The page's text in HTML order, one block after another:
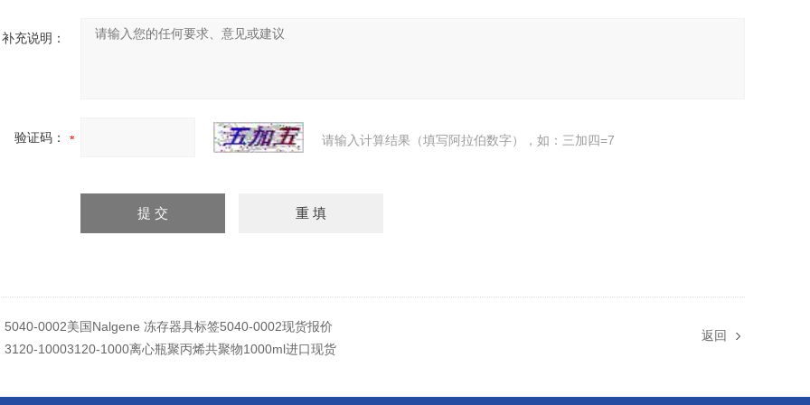
补充说明：
验证码： 请输入计算结果（填写阿拉伯数字），如：三加四=7
5040-0002美国Nalgene 冻存器具标签5040-0002现货报价
3120-10003120-1000离心瓶聚丙烯共聚物1000ml进口现货
返回